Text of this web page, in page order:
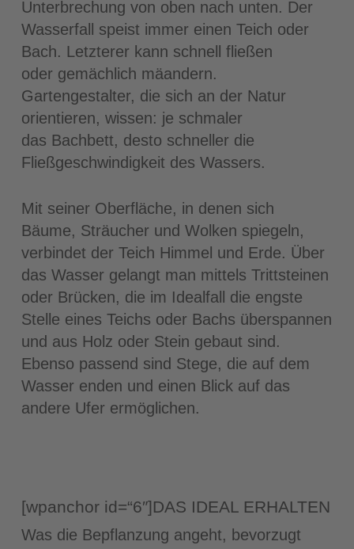
Unterbrechung von oben nach unten. Der
Wasserfall speist immer einen Teich oder
Bach. Letzterer kann schnell fließen
oder gemächlich mäandern.
Gartengestalter, die sich an der Natur
orientieren, wissen: je schmaler
das Bachbett, desto schneller die
Fließgeschwindigkeit des Wassers.
Mit seiner Oberfläche, in denen sich
Bäume, Sträucher und Wolken spiegeln,
verbindet der Teich Himmel und Erde. Über
das Wasser gelangt man mittels Trittsteinen
oder Brücken, die im Idealfall die engste
Stelle eines Teichs oder Bachs überspannen
und aus Holz oder Stein gebaut sind.
Ebenso passend sind Stege, die auf dem
Wasser enden und einen Blick auf das
andere Ufer ermöglichen.
[wpanchor id=“6″]DAS IDEAL ERHALTEN
Was die Bepflanzung angeht, bevorzugt